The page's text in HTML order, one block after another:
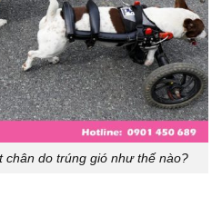
do trúng gió như thế nào?